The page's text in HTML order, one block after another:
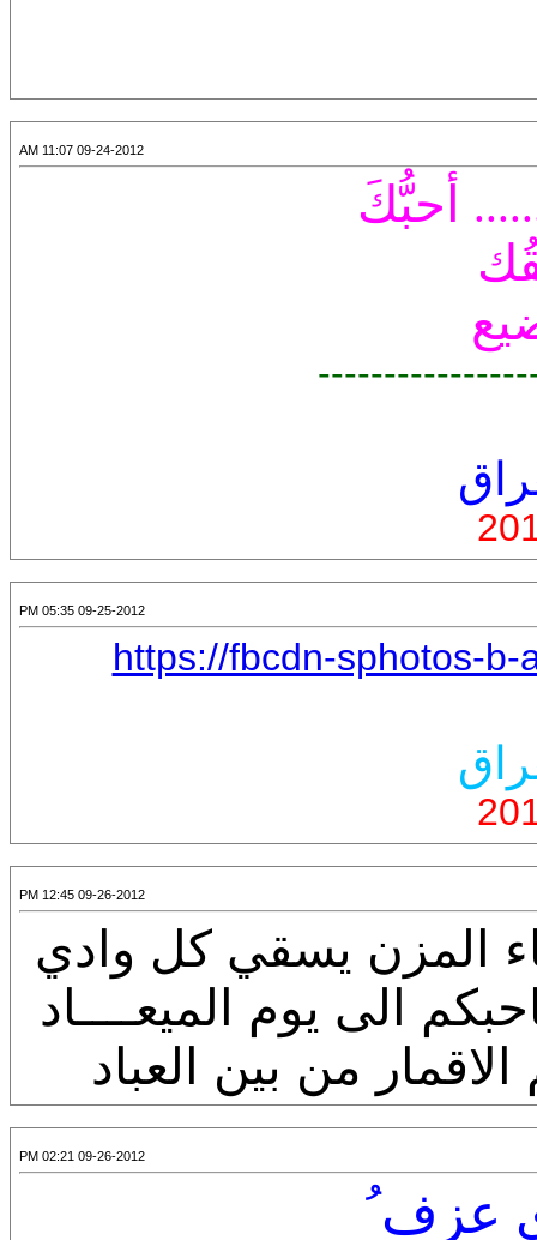
09-24-2012 11:07 AM
أحبُّكَ
09-25-2012 05:35 PM
https://fbcdn-sphotos-
09-26-2012 12:45 PM
المزن يسقي كل وادي
الى يوم الميعــــاد
من بين العباد
09-26-2012 02:21 PM
عزف